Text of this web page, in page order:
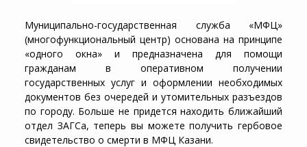
Муниципально-государственная служба «МФЦ»
(многофункциональный центр) основана на принципе
«одного окна» и предназначена для помощи
гражданам в оперативном получении
государственных услуг и оформлении необходимых
документов без очередей и утомительных разъездов
по городу. Больше не придется находить ближайший
отдел ЗАГСа, теперь вы можете получить гербовое
свидетельство о смерти в МФЦ Казани.